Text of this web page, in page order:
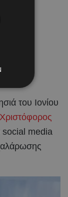
του Ιονίου
Χριστόφορος
social media